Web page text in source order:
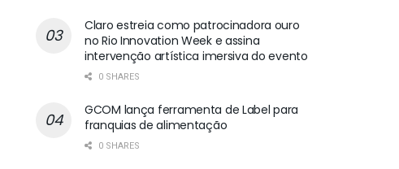
Claro estreia como patrocinadora ouro
no Rio Innovation Week e assina
intervenção artística imersiva do evento
0 SHARES
GCOM lança ferramenta de Label para
franquias de alimentação
0 SHARES